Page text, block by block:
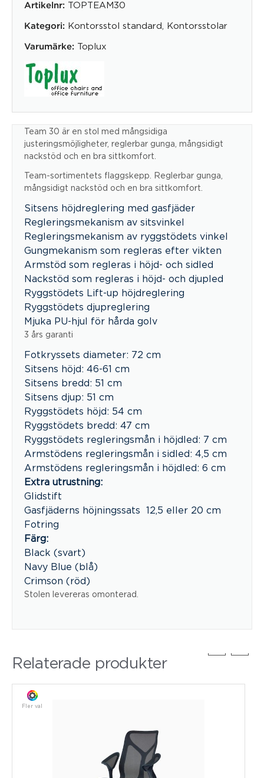
Artikelnr: TOPTEAM30
Kategori: Kontorsstol standard Kontorsstolar
Varumärke: Toplux
Team 30 är en stol med mångsidiga
justeringsmöjligheter, reglerbar gunga, mångsidigt
nackstöd och en bra sittkomfort.
Team-sortimentets flaggskepp. Reglerbar gunga,
mångsidigt nackstöd och en bra sittkomfort.
Sitsens höjdreglering med gasfjäder
Regleringsmekanism av sitsvinkel
Regleringsmekanism av ryggstödets vinkel
Gungmekanism som regleras efter vikten
Armstöd som regleras i höjd- och sidled
Nackstöd som regleras i höjd- och djupled
Ryggstödets Lift-up höjdreglering
Ryggstödets djupreglering
Mjuka PU-hjul för hårda golv
3 års garanti
Fotkryssets diameter: 72 cm
Sitsens höjd: 46-61 cm
Sitsens bredd: 51 cm
Sitsens djup: 51 cm
Ryggstödets höjd: 54 cm
Ryggstödets bredd: 47 cm
Ryggstödets regleringsmån i höjdled: 7 cm
Armstödens regleringsmån i sidled: 4,5 cm
Armstödens regleringsmån i höjdled: 6 cm
Extra utrustning:
Glidstift
Gasfjäderns höjningssats 12,5 eller 20 cm
Fotring
Färg:
Black (svart)
Navy Blue (blå)
Crimson (röd)
Stolen levereras omonterad.
Relaterade produkter
Fler val